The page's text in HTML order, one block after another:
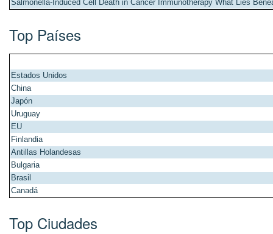
Salmonella-Induced Cell Death in Cancer Immunotherapy What Lies
Top Países
Estados Unidos
China
Japón
Uruguay
EU
Finlandia
Antillas Holandesas
Bulgaria
Brasil
Canadá
Top Ciudades